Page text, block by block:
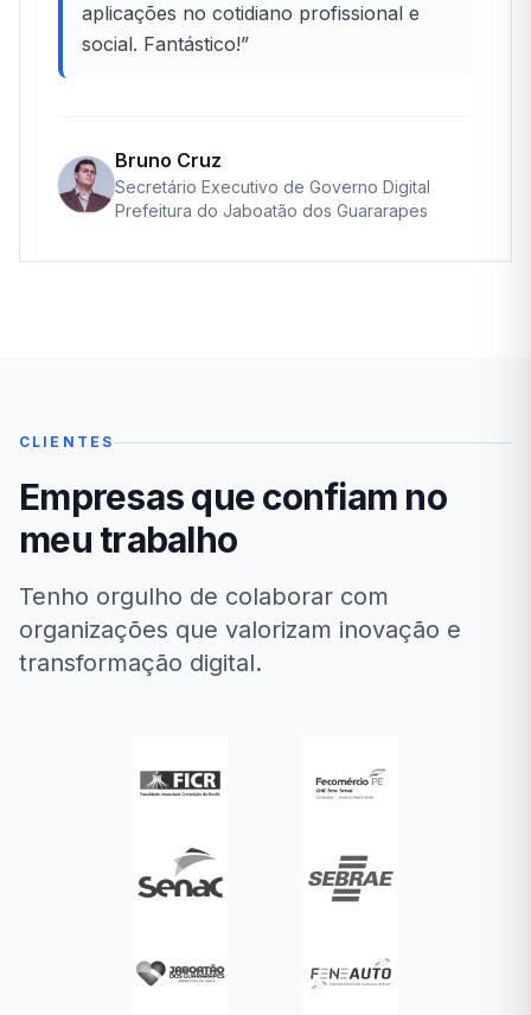
aplicações no cotidiano profissional e
social. Fantástico!”
Bruno Cruz
Secretário Executivo de Governo Digital
Prefeitura do Jaboatão dos Guararapes
CLIENTES
Empresas que confiam no
meu trabalho
Tenho orgulho de colaborar com
organizações que valorizam inovação e
transformação digital.